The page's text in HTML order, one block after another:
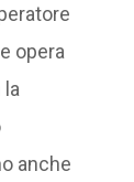
opera
anche